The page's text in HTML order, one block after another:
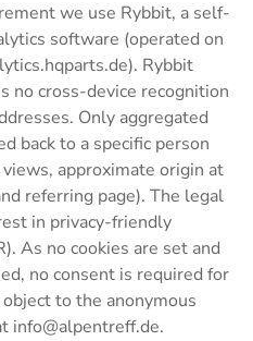
we use Rybbit, a self-
software (operated on
Rybbit
no cross-device recognition
Only aggregated
back to a specific person
approximate origin at
referring page). The legal
in privacy-friendly
As no cookies are set and
no consent is required for
to the anonymous
info@alpentreff.de.